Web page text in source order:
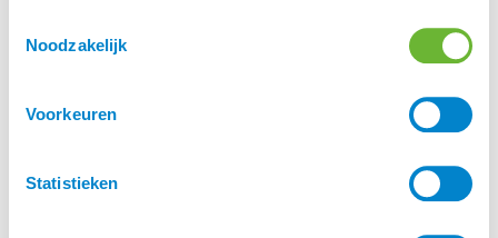
Noodzakelijk
Voorkeuren
Statistieken